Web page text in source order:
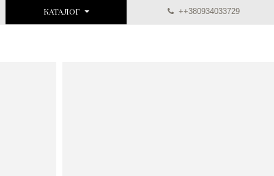
КАТАЛОГ ++380934033729